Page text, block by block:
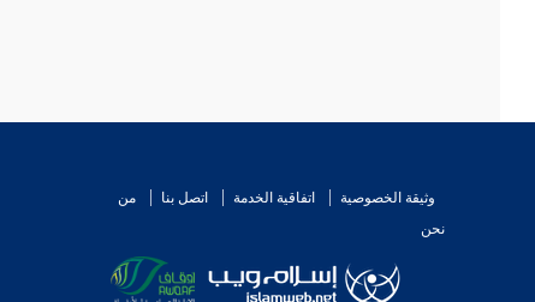
وثيقة الخصوصية اتفاقية الخدمة اتصل بنا
من
نحن